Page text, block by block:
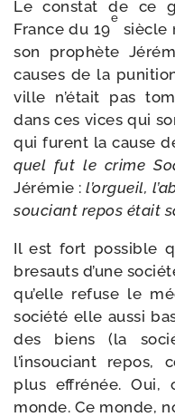
Le constat de ce
France du 19
e
siècle
son pro­phète
causes de la
ville n’était pas
dans ces vices qui
qui furent la cause
quel fut le crime
Jérémie : l’or­gueil,
sou­ciant repos était
Il est fort pos­sible
bre­sauts d’une
qu’elle refuse le
socié­té elle aus­si
des biens (la
l’insouciant repos,
plus effré­née. Oui,
monde. Ce monde,